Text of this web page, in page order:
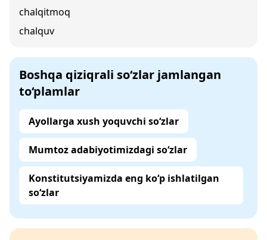
chalqitmoq
chalquv
Boshqa qiziqrali so‘zlar jamlangan
to‘plamlar
Ayollarga xush yoquvchi so‘zlar
Mumtoz adabiyotimizdagi so‘zlar
Konstitutsiyamizda eng ko‘p ishlatilgan
so‘zlar